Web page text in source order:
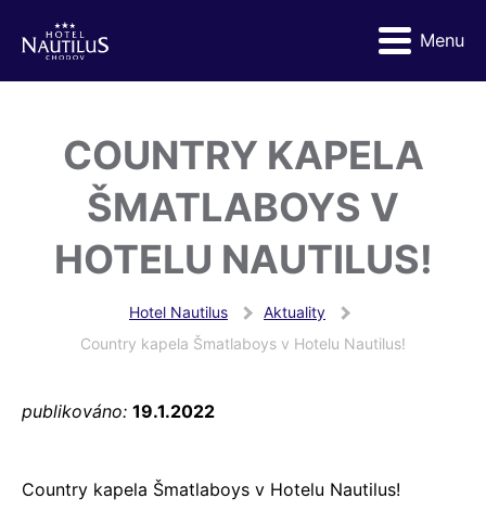
Menu
COUNTRY KAPELA
ŠMATLABOYS V
HOTELU NAUTILUS!
Hotel Nautilus
Aktuality
Country kapela Šmatlaboys v Hotelu Nautilus!
publikováno: 19.1.2022
Country kapela Šmatlaboys v Hotelu Nautilus!